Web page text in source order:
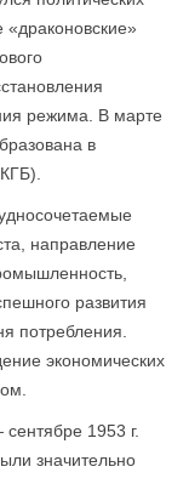
режима. В марте
в
направление
развития
потребления.
экономических
1953 г.
значительно